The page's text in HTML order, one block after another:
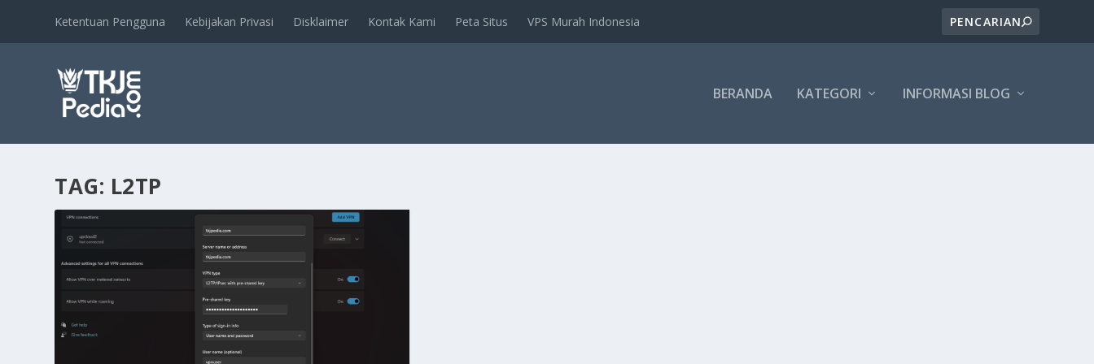
Ketentuan Pengguna Kebijakan Privasi Disklaimer Kontak Kami Peta Situs VPS Murah Indonesia
BERANDA KATEGORI INFORMASI BLOG
TAG: L2TP